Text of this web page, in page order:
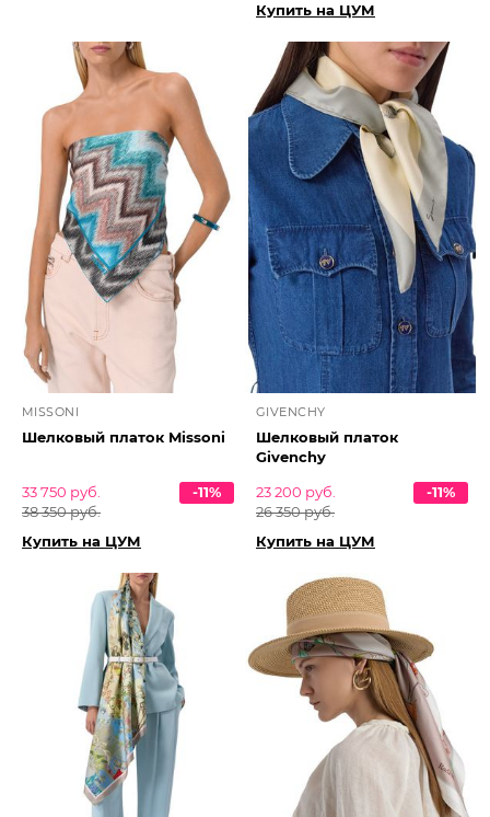
Купить на ЦУМ
MISSONI
Шелковый платок Missoni
33 750 руб.
38 350 руб.
-11%
Купить на ЦУМ
GIVENCHY
Шелковый платок
Givenchy
23 200 руб.
26 350 руб.
-11%
Купить на ЦУМ